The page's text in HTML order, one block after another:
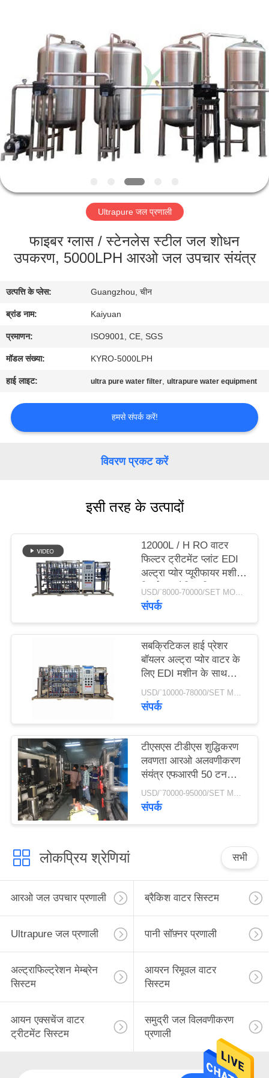
उत्पादों
हमारे
बारे
में
भ्रमण
नियंत्रण
संपर्क
करें
उद्धरण
का
NEWS
साइटमैप
POLICY
Ultrapure जल प्रणाली
फाइबर ग्लास / स्टेनलेस स्टील जल शोधन
उपकरण, 5000LPH आरओ जल उपचार संयंत्र
उत्पत्ति के प्लेस: Guangzhou, चीन
ब्रांड नाम: Kaiyuan
प्रमाणन: ISO9001, CE, SGS
मॉडल संख्या: KYRO-5000LPH
हाई लाइट: ultra pure water filter,ultrapure water equipment
हमसे संपर्क करें!
विवरण प्रकट करें
इसी तरह के उत्पादों
12000L / H RO वाटर
फिल्टर ट्रीटमेंट प्लांट EDI
अल्ट्रा प्योर प्यूरीफायर मशीन
रिवर्स ऑस्मोसिस सिस्टम
USD/`8000-70000/SET MOQ:1 सेट
संपर्क
सबक्रिटिकल हाई प्रेशर
बॉयलर अल्ट्रा प्योर वाटर के
लिए EDI मशीन के साथ
240m3 / D RO
Ultrapure वाटर सिस्टम
USD/`10000-78000/SET MOQ:1 सेट
संपर्क
टीएसएस टीडीएस शुद्धिकरण
लवणता आरओ अलवणीकरण
संयंत्र एफआरपी 50 टन
प्रति घंटा स्वच्छ पेयजल के
लिए
USD/`70000-95000/SET MOQ:1 सेट
संपर्क
लोकप्रिय श्रेणियां सभी
आरओ जल उपचार प्रणाली ब्रैकिश वाटर सिस्टम
Ultrapure जल प्रणाली पानी सॉफ़्नर प्रणाली
अल्ट्राफिल्ट्रेशन मेम्ब्रेन
सिस्टम
आयरन रिमूवल वाटर
सिस्टम
आयन एक्सचेंज वाटर
ट्रीटमेंट सिस्टम
समुद्री जल विलवणीकरण
प्रणाली